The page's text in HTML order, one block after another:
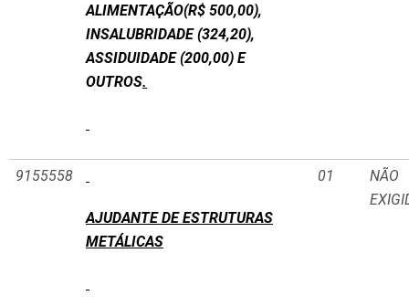
ALIMENTAÇÃO(R$ 500,00),
INSALUBRIDADE (324,20),
ASSIDUIDADE (200,00) E
OUTROS.
9155558
AJUDANTE DE ESTRUTURAS
METÁLICAS
01
NÃO